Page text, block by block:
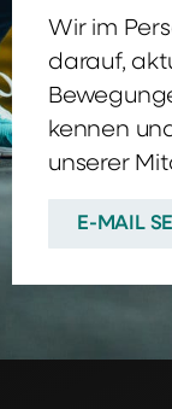
Wir im
darauf,
kennen
unserer
E-MAIL